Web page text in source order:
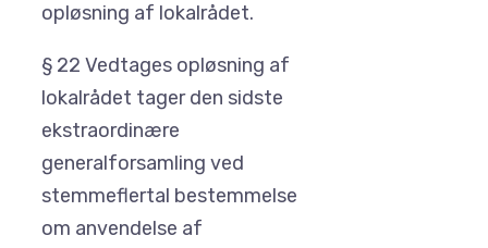
opløsning af lokalrådet.
§ 22 Vedtages opløsning af
lokalrådet tager den sidste
ekstraordinære
generalforsamling ved
stemmeflertal bestemmelse
om anvendelse af